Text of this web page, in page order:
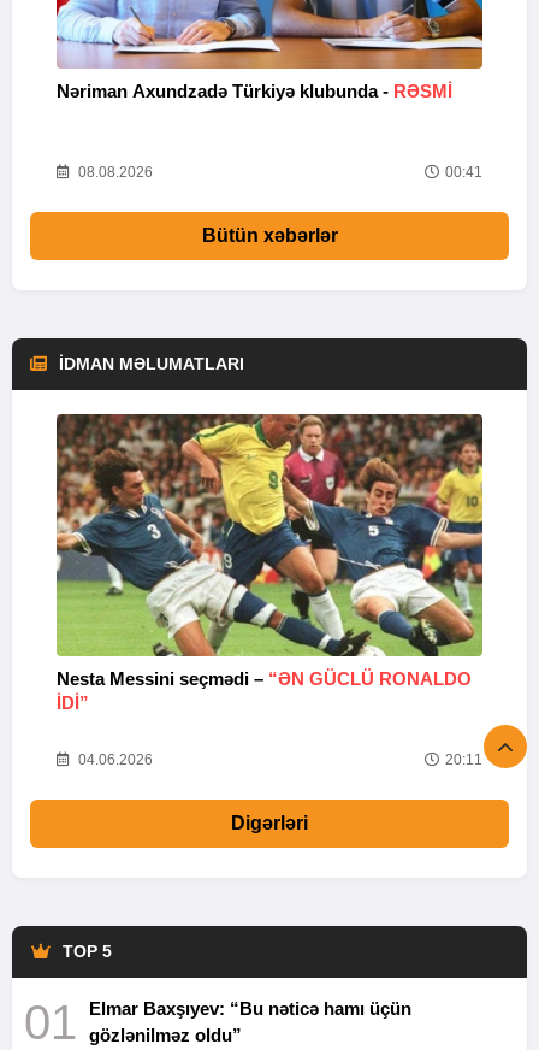
Nəriman Axundzadə Türkiyə klubunda - RƏSMİ
08.08.2026 00:41
Bütün xəbərlər
İDMAN MƏLUMATLARI
Nesta Messini seçmədi – “ƏN GÜCLÜ RONALDO
IDI”
04.06.2026 20:11
Digərləri
TOP 5
01
Elmar Baxşıyev: “Bu nəticə hamı üçün
gözlənilməz oldu”